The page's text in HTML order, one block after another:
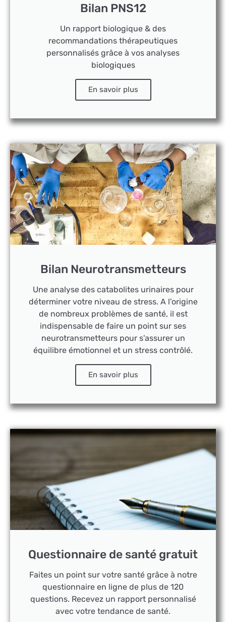
Bilan PNS12
Un rapport biologique & des
recommandations thérapeutiques
personnalisés grâce à vos analyses
biologiques
En savoir plus
Bilan Neurotransmetteurs
Une analyse des catabolites urinaires pour
déterminer votre niveau de stress. A l'origine
de nombreux problèmes de santé, il est
indispensable de faire un point sur ses
neurotransmetteurs pour s'assurer un
équilibre émotionnel et un stress contrôlé.
En savoir plus
Questionnaire de santé gratuit
Faites un point sur votre santé grâce à notre
questionnaire en ligne de plus de 120
questions. Recevez un rapport personnalisé
avec votre tendance de santé.